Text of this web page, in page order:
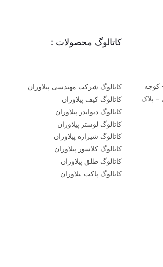
کوچه
– پلاک
کاتالوگ محصولات :
کاتالوگ شرکت مهندسی پیلاوران
کاتالوگ کیف پیلاوران
کاتالوگ دیوایدر پیلاوران
کاتالوگ لوستر پیلاوران
کاتالوگ شیرازه پیلاوران
کاتالوگ کلاسور پیلاوران
کاتالوگ طلق پیلاوران
کاتالوگ پاکت پیلاوران